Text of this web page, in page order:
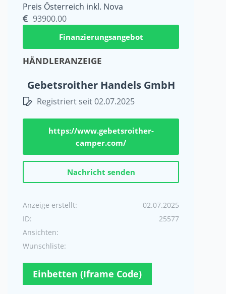
Preis Österreich inkl. Nova
93900.00
Finanzierungsangebot
HÄNDLERANZEIGE
Gebetsroither Handels GmbH
Registriert seit 02.07.2025
https://www.gebetsroither-
camper.com/
Nachricht senden
Anzeige erstellt:
02.07.2025
ID:
25577
Ansichten:
Wunschliste:
Einbetten (Iframe Code)